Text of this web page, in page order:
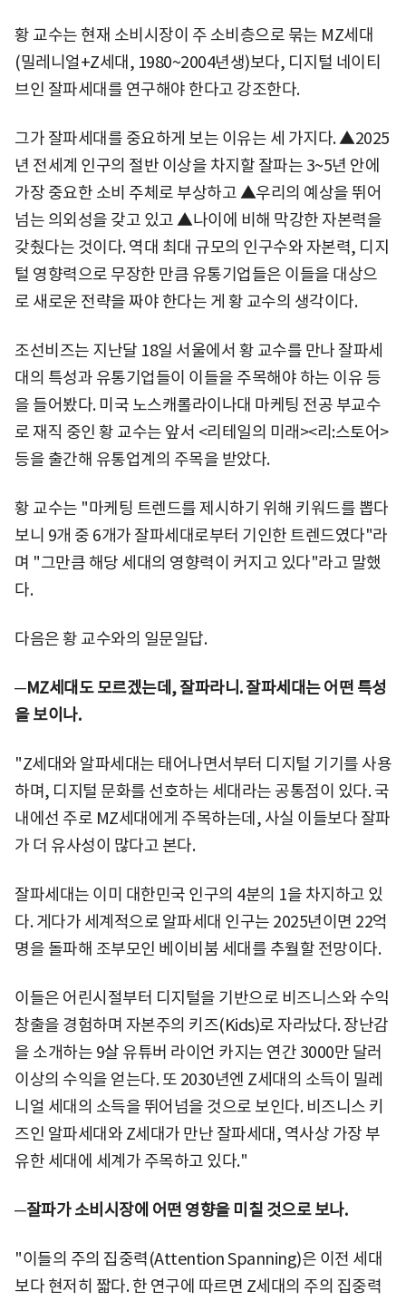
황 교수는 현재 소비시장이 주 소비층으로 묶는 MZ세대
(밀레니얼+Z세대, 1980~2004년생)보다, 디지털 네이티
브인 잘파세대를 연구해야 한다고 강조한다.
그가 잘파세대를 중요하게 보는 이유는 세 가지다. ▲2025
년 전세계 인구의 절반 이상을 차지할 잘파는 3~5년 안에
가장 중요한 소비 주체로 부상하고 ▲우리의 예상을 뛰어
넘는 의외성을 갖고 있고 ▲나이에 비해 막강한 자본력을
갖췄다는 것이다. 역대 최대 규모의 인구수와 자본력, 디지
털 영향력으로 무장한 만큼 유통기업들은 이들을 대상으
로 새로운 전략을 짜야 한다는 게 황 교수의 생각이다.
조선비즈는 지난달 18일 서울에서 황 교수를 만나 잘파세
대의 특성과 유통기업들이 이들을 주목해야 하는 이유 등
을 들어봤다. 미국 노스캐롤라이나대 마케팅 전공 부교수
로 재직 중인 황 교수는 앞서 <리테일의 미래><리:스토어>
등을 출간해 유통업계의 주목을 받았다.
황 교수는 "마케팅 트렌드를 제시하기 위해 키워드를 뽑다
보니 9개 중 6개가 잘파세대로부터 기인한 트렌드였다"라
며 "그만큼 해당 세대의 영향력이 커지고 있다"라고 말했
다.
다음은 황 교수와의 일문일답.
─MZ세대도 모르겠는데, 잘파라니. 잘파세대는 어떤 특성
을 보이나.
"Z세대와 알파세대는 태어나면서부터 디지털 기기를 사용
하며, 디지털 문화를 선호하는 세대라는 공통점이 있다. 국
내에선 주로 MZ세대에게 주목하는데, 사실 이들보다 잘파
가 더 유사성이 많다고 본다.
잘파세대는 이미 대한민국 인구의 4분의 1을 차지하고 있
다. 게다가 세계적으로 알파세대 인구는 2025년이면 22억
명을 돌파해 조부모인 베이비붐 세대를 추월할 전망이다.
이들은 어린시절부터 디지털을 기반으로 비즈니스와 수익
창출을 경험하며 자본주의 키즈(Kids)로 자라났다. 장난감
을 소개하는 9살 유튜버 라이언 카지는 연간 3000만 달러
이상의 수익을 얻는다. 또 2030년엔 Z세대의 소득이 밀레
니얼 세대의 소득을 뛰어넘을 것으로 보인다. 비즈니스 키
즈인 알파세대와 Z세대가 만난 잘파세대, 역사상 가장 부
유한 세대에 세계가 주목하고 있다."
─잘파가 소비시장에 어떤 영향을 미칠 것으로 보나.
"이들의 주의 집중력(Attention Spanning)은 이전 세대
보다 현저히 짧다. 한 연구에 따르면 Z세대의 주의 집중력